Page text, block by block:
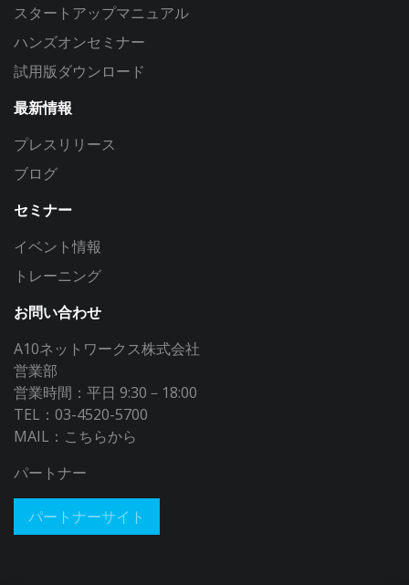
スタートアップマニュアル
ハンズオンセミナー
試用版ダウンロード
最新情報
プレスリリース
ブログ
セミナー
イベント情報
トレーニング
お問い合わせ
A10ネットワークス株式会社
営業部
営業時間：平日 9:30－18:00
TEL：03-4520-5700
MAIL： こちらから
パートナー
パートナーサイト